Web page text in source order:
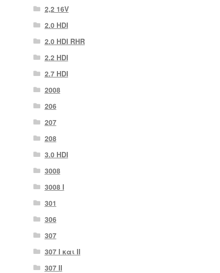
2,2 16V
2.0 HDI
2.0 HDI RHR
2.2 HDI
2.7 HDI
2008
206
207
208
3.0 HDI
3008
3008 Ι
301
306
307
307 I και II
307 II